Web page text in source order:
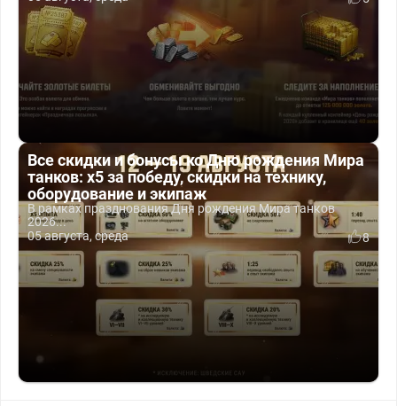
Все скидки и бонусы ко Дню рождения Мира
танков: x5 за победу, скидки на технику,
оборудование и экипаж
В рамках празднования Дня рождения Мира танков
2026...
05 августа, среда
8